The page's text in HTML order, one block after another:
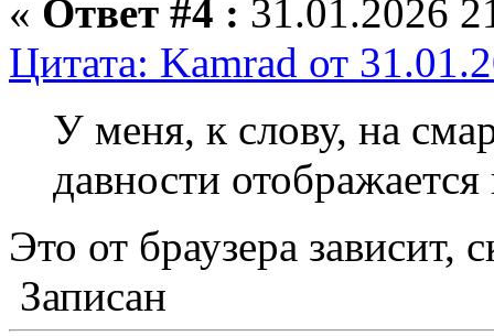
« Ответ #4 : 31.01.2026
Цитата: Kamrad от
У меня, к слову, на
давности
Это от браузера зависит,
Записан